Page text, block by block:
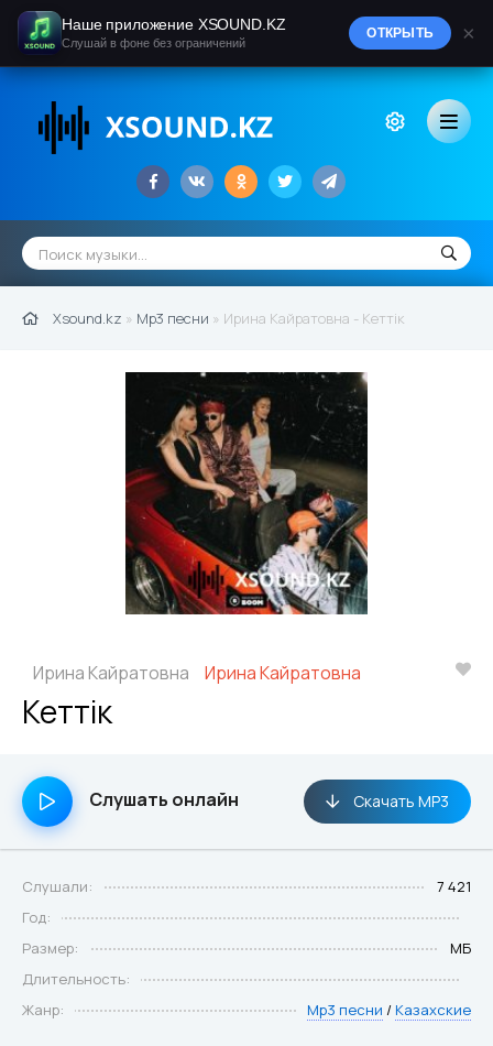
Xsound.kz » Mp3 песни » Ирина Кайратовна - Кеттік
Ирина Кайратовна Ирина Кайратовна
Кеттік
Слушать онлайн Скачать MP3
Слушали:
7 421
Год:
Размер:
МБ
Длительность:
Жанр:
Mp3 песни / Казахские
Наше приложение XSOUND.KZ
Слушай в фоне без ограничений
ОТКРЫТЬ ×